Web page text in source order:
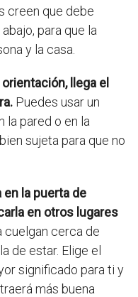
creen que debe
para que la
y la casa.
llega el
Puedes usar un
la pared o en la
sujeta para que no
la puerta de
en otros lugares
cuelgan cerca de
de estar. Elige el
significado para ti y
más buena